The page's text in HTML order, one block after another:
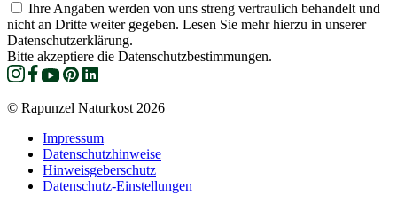
Ihre Angaben werden von uns streng vertraulich behandelt und
nicht an Dritte weiter gegeben. Lesen Sie mehr hierzu in unserer
Datenschutzerklärung.
Bitte akzeptiere die Datenschutzbestimmungen.
© Rapunzel Naturkost 2026
Impressum
Datenschutzhinweise
Hinweisgeberschutz
Datenschutz-Einstellungen